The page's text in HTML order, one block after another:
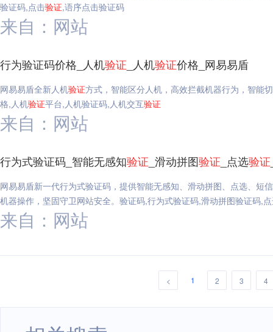
验证码,点击验证,语序点击验证码
来自：网站
行为验证码价格_人机验证 _人机验证价格_网易易盾
网易易盾全新人机验证方式，智能区分人机，高效拦截机器行为，智能
格,人机验证平台,人机验证码,人机交互验证
来自：网站
行为式验证码_智能无感知验证 _滑动拼图验证 _点选验证
网易易盾新一代行为式验证码，提供智能无感知、滑动拼图、点选、短
机器操作，坚固守卫网站安全。验证码,行为式验证码,滑动拼图验证码,
来自：网站
< 1 2 3 4